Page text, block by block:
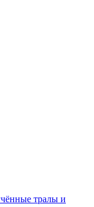
тралы и